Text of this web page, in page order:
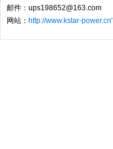
邮件：ups198652@163.com
网站： http://www.kstar-power.cn'